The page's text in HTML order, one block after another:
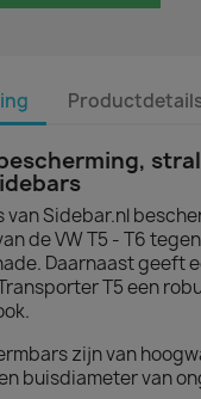
van Sidebar.nl
de VW T5 - T6
Daarnaast geeft
T5 een
zijn van
buisdiameter van